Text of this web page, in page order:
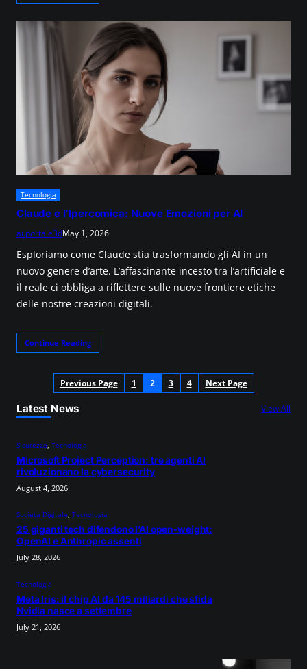
Tecnologia
Claude e l’Ipercomica: Nuove Emozioni per AI
ai.portale3dMay 1, 2026
Esploriamo come Claude stia trasformando gli AI in un
nuovo genere d’arte. L’affascinante incesto tra l’artificiale e
il reale ci obbliga a riflettere sulle nuove frontiere etiche
delle nostre creazioni digitali.
Continue Reading
Previous Page 1 2 3 4 Next Page
Latest News View All
Sicurezza, Tecnologia
Microsoft Project Perception: tre agenti AI
rivoluzionano la cybersecurity
August 4, 2026
Società Digitale, Tecnologia
25 giganti tech difendono l’AI open-weight:
OpenAI e Anthropic assenti
July 28, 2026
Tecnologia
Meta Iris: il chip AI da 145 miliardi che sfida
Nvidia nasce a settembre
July 21, 2026